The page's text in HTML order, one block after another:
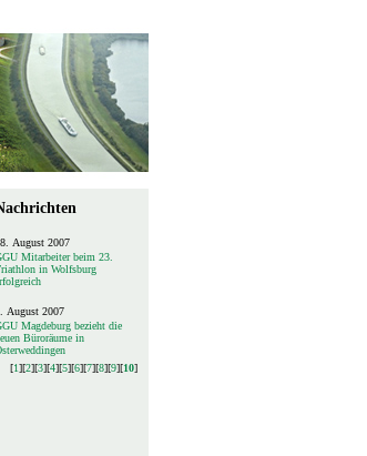
August 2007
Mitarbeiter beim 23.
in Wolfsburg
August 2007
Magdeburg bezieht die
Büroräume in
[1]​[2]​[3]​[4]​[5]​[6]​[7]​[8]​[9]​[10]​